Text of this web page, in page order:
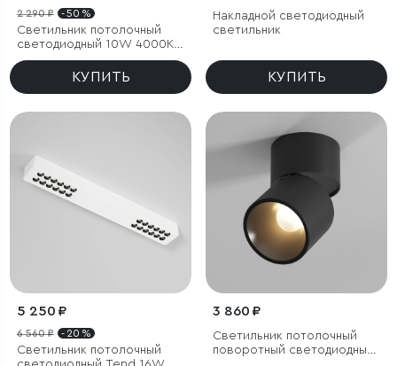
2 290 ₽ - 50 %
Светильник потолочный
светодиодный 10W 4000K
чёрный
КУПИТЬ
Накладной светодиодный
светильник
КУПИТЬ
5 250 ₽
6 560 ₽ - 20 %
Светильник потолочный
3 860 ₽
Светильник потолочный
поворотный светодиодный